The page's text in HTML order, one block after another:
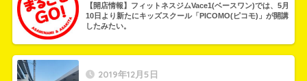
【開店情報】フィットネスジムVace1(ベースワン)では、5月
10日より新たにキッズスクール「PICOMO(ピコモ)」が開講
したみたい。
2019年12月5日